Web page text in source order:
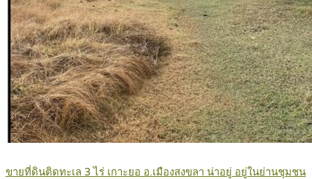
ขายที่ดินติดทะเล 3 ไร่ เกาะยอ อ.เมืองสงขลา น่าอยู่ อยู่ในย่านชุมชน